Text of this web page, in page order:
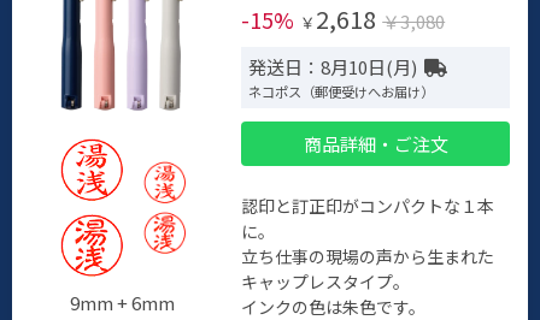
9mm + 6mm
-15% ￥ 2,618 ￥3,080
発送日：8月10日(月)
ネコポス（郵便受けへお届け）
商品詳細・ご注文
認印と訂正印がコンパクトな１本
に。
立ち仕事の現場の声から生まれた
キャップレスタイプ。
インクの色は朱色です。